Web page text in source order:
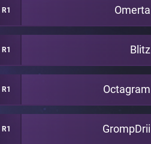
R1 Omerta
R1 Blitz
R1 Octagram
R1 GrompDrii